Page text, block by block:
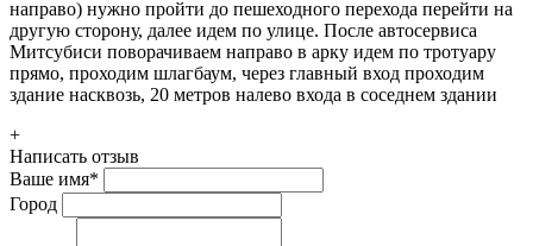
направо) нужно пройти до пешеходного перехода перейти на
другую сторону, далее идем по улице. После автосервиса
Митсубиси поворачиваем направо в арку идем по тротуару
прямо, проходим шлагбаум, через главный вход проходим
здание насквозь, 20 метров налево входа в соседнем здании
+
Написать отзыв
Ваше имя*
Город